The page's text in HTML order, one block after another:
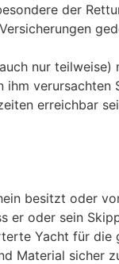
der
nur teilweise)
verursachten
erreichbar
besitzt oder
er oder sein
Yacht für die
Material sicher